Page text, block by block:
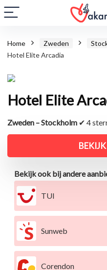
Home Zweden
Hotel Elite Arcadia
Hotel Elite
Zweden – Stockholm ✔ 4
Bekijk ook bij andere
TUI
Sunweb
Corendon